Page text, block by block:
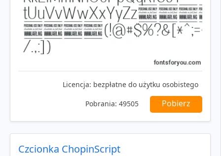
Licencja: bezpłatne do użytku osobistego
Pobrania: 49505 Pobierz
Czcionka ChopinScript